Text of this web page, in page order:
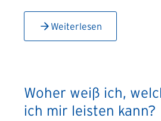
Weiterlesen
Woher weiß ich,
ich mir leisten kann?